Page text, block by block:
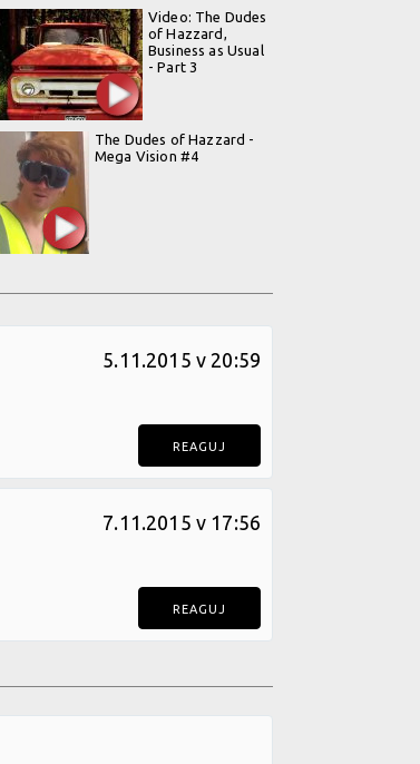
Video: The Dudes
of Hazzard,
Business as Usual
- Part 3
The Dudes of Hazzard -
Mega Vision #4
5.11.2015 v 20:59
REAGUJ
7.11.2015 v 17:56
REAGUJ